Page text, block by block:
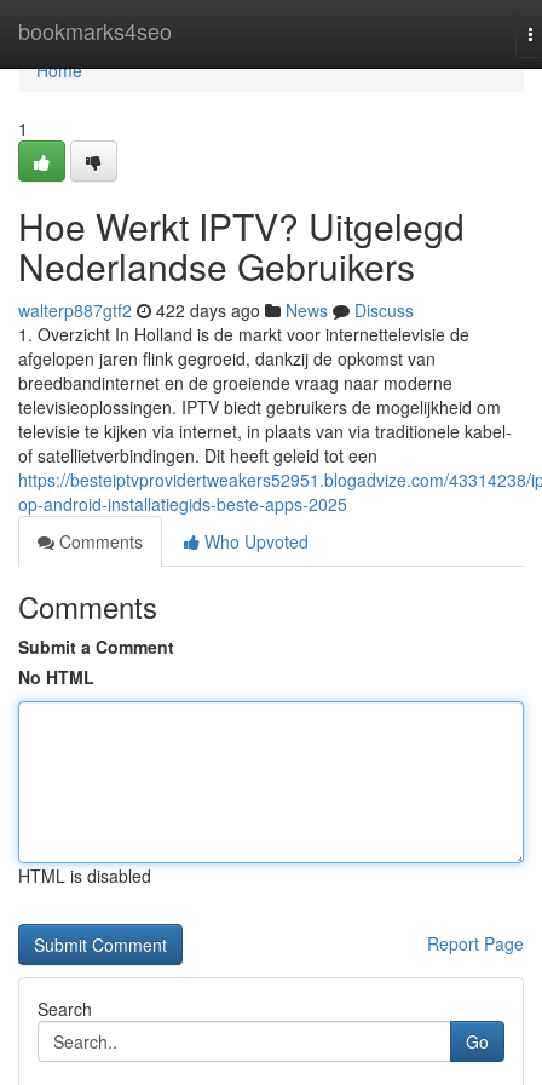
bookmarks4seo
Home
Home
1
Hoe Werkt IPTV? Uitgelegd
Nederlandse Gebruikers
walterp887gtf2 422 days ago News
Discuss
1. Overzicht In Holland is de markt voor internettelevisie de
afgelopen jaren flink gegroeid, dankzij de opkomst van
breedbandinternet en de groeiende vraag naar moderne
televisieoplossingen. IPTV biedt gebruikers de mogelijkheid om
televisie te kijken via internet, in plaats van via traditionele kabel-
of satellietverbindingen. Dit heeft geleid tot een
https://besteiptvprovidertweakers52951.blogadvize.com/43314238/
op-android-installatiegids-beste-apps-2025
Comments
Who Upvoted
Comments
Submit a Comment
No HTML
HTML is disabled
Report Page
Search
Go